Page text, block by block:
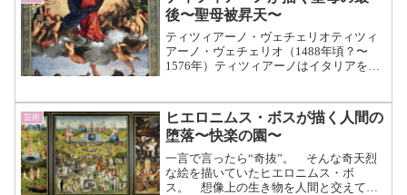
後〜聖母被昇天〜
ティツィアーノ・ヴェチェリオティツィ
アーノ・ヴェチェリオ（1488年頃？〜
1576年）ティツィアーノはイタリアを代
チ）をも凌駕すると言われ、“画家の
王”との異名も持ってい...（続きを読む）
芸術
ヒエロニムス・ボスが描く人間の
堕落〜快楽の園〜
一言で言ったら“奇抜”。 そんな奇天烈
な絵を描いていたヒエロニムス・ボ
ス。 想像上の生き物を人間と交えて描